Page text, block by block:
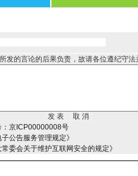
发的言论的后果负责，故请各位遵纪守
：京ICP00000008号
公告服务管理规定》
委会关于维护互联网安全的规定》